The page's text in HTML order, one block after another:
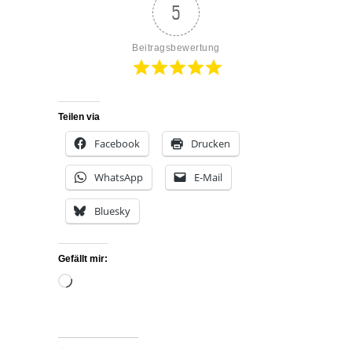
5
Beitragsbewertung
Teilen via
Facebook Drucken
WhatsApp E-Mail
Bluesky
Gefällt mir:
Wird